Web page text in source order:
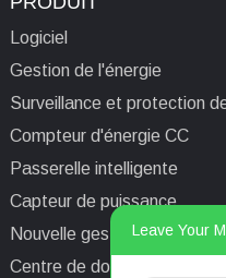
Logiciel
Gestion de l'énergie
Surveillance et protection
Compteur d'énergie CC
Passerelle intelligente
Capteur de puissance
Nouvelle gestion de
Centre de données/Tour/
Leave Your